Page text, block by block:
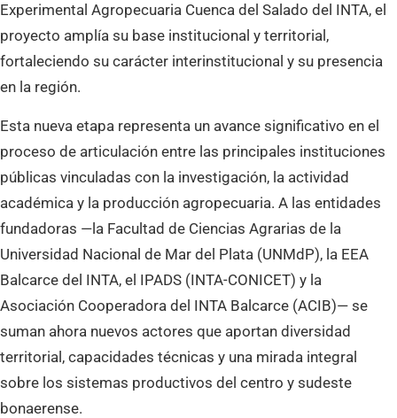
Experimental Agropecuaria Cuenca del Salado del INTA, el
proyecto amplía su base institucional y territorial,
fortaleciendo su carácter interinstitucional y su presencia
en la región.
Esta nueva etapa representa un avance significativo en el
proceso de articulación entre las principales instituciones
públicas vinculadas con la investigación, la actividad
académica y la producción agropecuaria. A las entidades
fundadoras —la Facultad de Ciencias Agrarias de la
Universidad Nacional de Mar del Plata (UNMdP), la EEA
Balcarce del INTA, el IPADS (INTA-CONICET) y la
Asociación Cooperadora del INTA Balcarce (ACIB)— se
suman ahora nuevos actores que aportan diversidad
territorial, capacidades técnicas y una mirada integral
sobre los sistemas productivos del centro y sudeste
bonaerense.